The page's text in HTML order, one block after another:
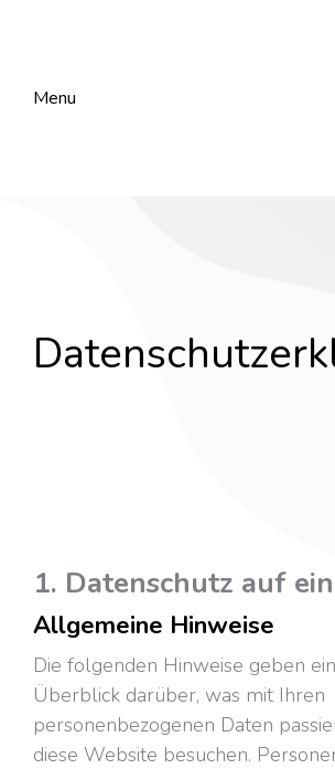
Menu
1. Datenschutz auf
Allgemeine Hinweise
Die folgenden Hinweise geben
Überblick darüber, was mit Ihren
personenbezogenen Daten
diese Website besuchen.